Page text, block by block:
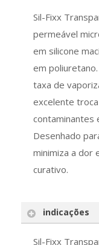
Sil-Fixx
permeável
em silicone
em
taxa de
excelente
contaminantes
Desenhado
minimiza a dor
curativo.
indicações
Sil-Fixx